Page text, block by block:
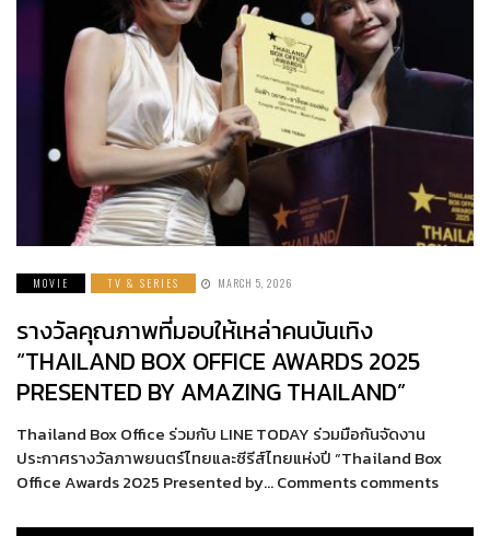
MOVIE TV & SERIES MARCH 5, 2026
รางวัลคุณภาพที่มอบให้เหล่าคนบันเทิง
“THAILAND BOX OFFICE AWARDS 2025
PRESENTED BY AMAZING THAILAND”
Thailand Box Office ร่วมกับ LINE TODAY ร่วมมือกันจัดงาน
ประกาศรางวัลภาพยนตร์ไทยและซีรีส์ไทยแห่งปี “Thailand Box
Office Awards 2025 Presented by… Comments comments